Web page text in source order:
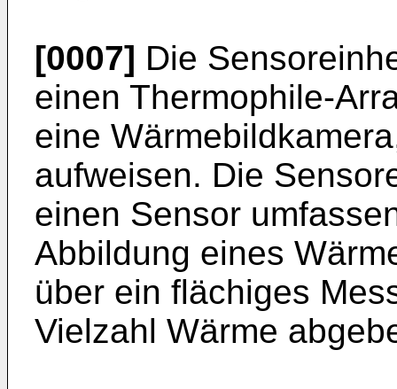
[0007] Die
einen Thermophile-
eine
aufweisen. Die
einen Sensor
Abbildung eines
über ein flächiges
Vielzahl Wärme